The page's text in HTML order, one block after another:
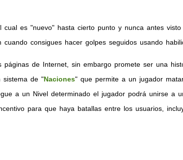
es "nuevo" hasta cierto punto y nunca antes visto
consigues hacer golpes seguidos usando
de Internet, sin embargo promete ser una
sistema de "Naciones" que permite a un jugador
a un Nivel determinado el jugador podrá unirse a
para que haya batallas entre los usuarios,